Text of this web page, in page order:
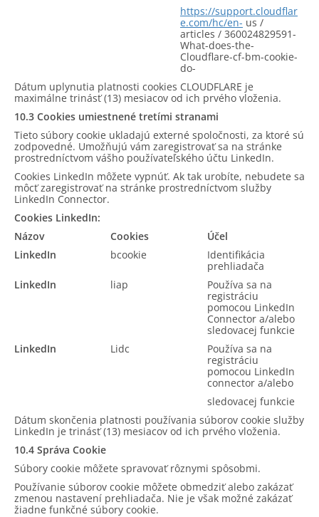
https://support.cloudflar
e.com/hc/en- us /
articles / 360024829591-
What-does-the-
Cloudflare-cf-bm-cookie-
do-
Dátum uplynutia platnosti cookies CLOUDFLARE je
maximálne trinásť (13) mesiacov od ich prvého vloženia.
10.3 Cookies umiestnené tretími stranami
Tieto súbory cookie ukladajú externé spoločnosti, za ktoré sú
zodpovedné. Umožňujú vám zaregistrovať sa na stránke
prostredníctvom vášho používateľského účtu LinkedIn.
Cookies LinkedIn môžete vypnúť. Ak tak urobíte, nebudete sa
môcť zaregistrovať na stránke prostredníctvom služby
LinkedIn Connector.
Cookies LinkedIn:
Názov
Cookies
Účel
LinkedIn
bcookie
Identifikácia
prehliadača
LinkedIn
liap
Používa sa na
registráciu
pomocou LinkedIn
Connector a/alebo
sledovacej funkcie
LinkedIn
Lidc
Používa sa na
registráciu
pomocou LinkedIn
connector a/alebo
sledovacej funkcie
Dátum skončenia platnosti používania súborov cookie služby
LinkedIn je trinásť (13) mesiacov od ich prvého vloženia.
10.4 Správa Cookie
Súbory cookie môžete spravovať rôznymi spôsobmi.
Používanie súborov cookie môžete obmedziť alebo zakázať
zmenou nastavení prehliadača. Nie je však možné zakázať
žiadne funkčné súbory cookie.